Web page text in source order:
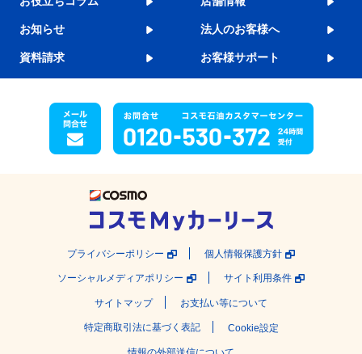
お知らせ 法人のお客様へ
資料請求 お客様サポート
プライバシーポリシー 個人情報保護方針
ソーシャルメディアポリシー サイト利用条件
サイトマップ お支払い等について
特定商取引法に基づく表記 Cookie設定